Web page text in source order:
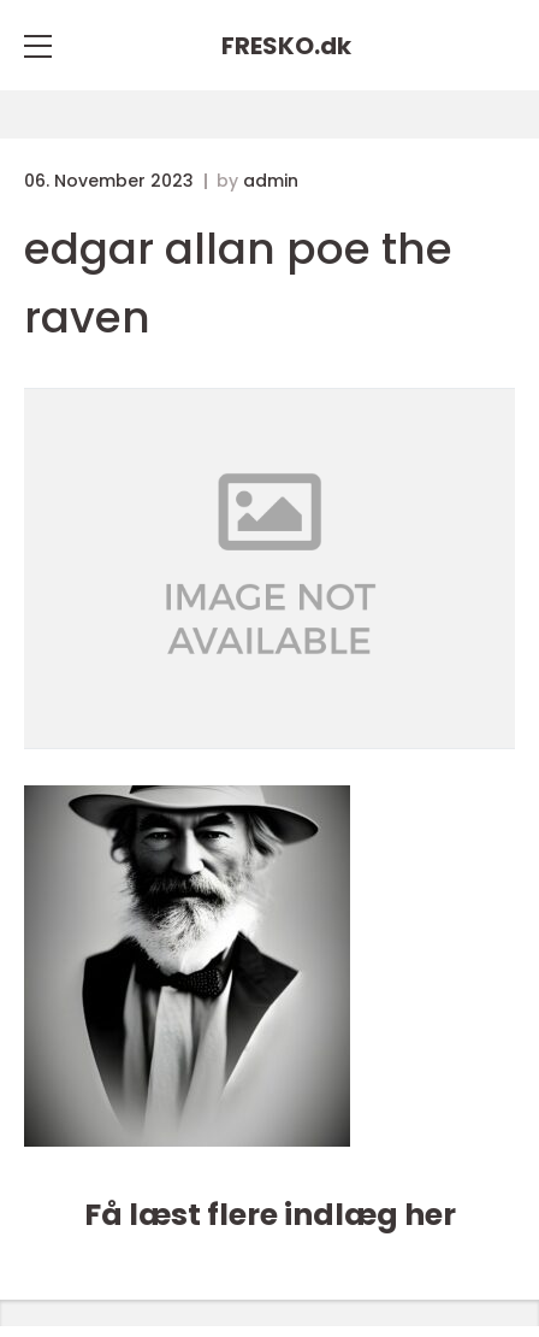
FRESKO.dk
06. November 2023 by admin
edgar allan poe the
raven
Få læst flere indlæg her